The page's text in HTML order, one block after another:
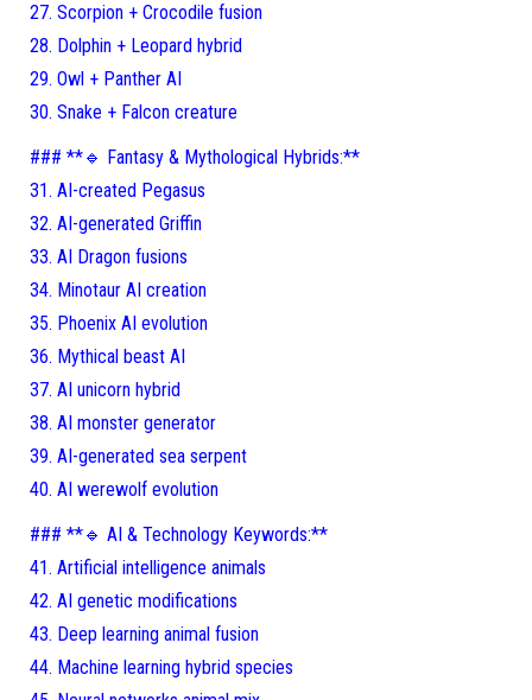
27. Scorpion + Crocodile fusion
28. Dolphin + Leopard hybrid
29. Owl + Panther AI
30. Snake + Falcon creature
### **🔹 Fantasy & Mythological Hybrids:**
31. AI-created Pegasus
32. AI-generated Griffin
33. AI Dragon fusions
34. Minotaur AI creation
35. Phoenix AI evolution
36. Mythical beast AI
37. AI unicorn hybrid
38. AI monster generator
39. AI-generated sea serpent
40. AI werewolf evolution
### **🔹 AI & Technology Keywords:**
41. Artificial intelligence animals
42. AI genetic modifications
43. Deep learning animal fusion
44. Machine learning hybrid species